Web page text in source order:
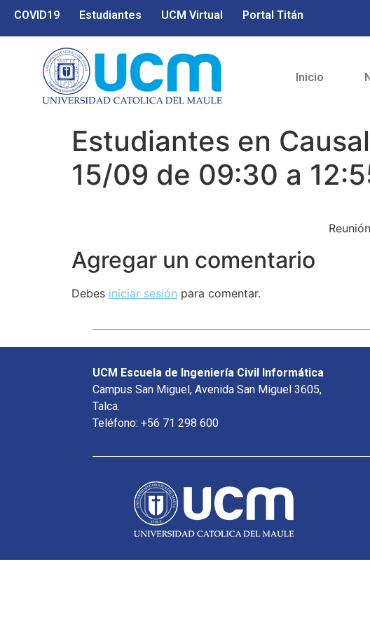
COVID19 Estudiantes UCM Virtual Portal Titán
Inicio
Estudiantes en
15/09 de 09:30 a
Agregar un comentario
Debes iniciar sesión para comentar.
UCM Escuela de Ingeniería Civil Informática
Campus San Miguel, Avenida San Miguel 3605,
Talca.
Teléfono: +56 71 298 600